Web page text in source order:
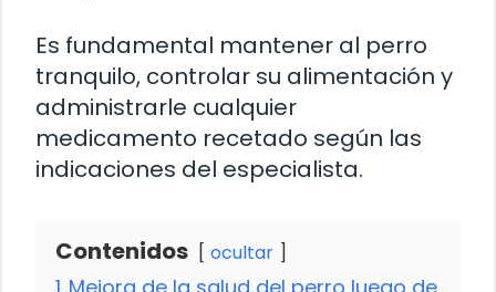
Es fundamental mantener al perro
tranquilo, controlar su alimentación y
administrarle cualquier
medicamento recetado según las
indicaciones del especialista.
Contenidos ocultar